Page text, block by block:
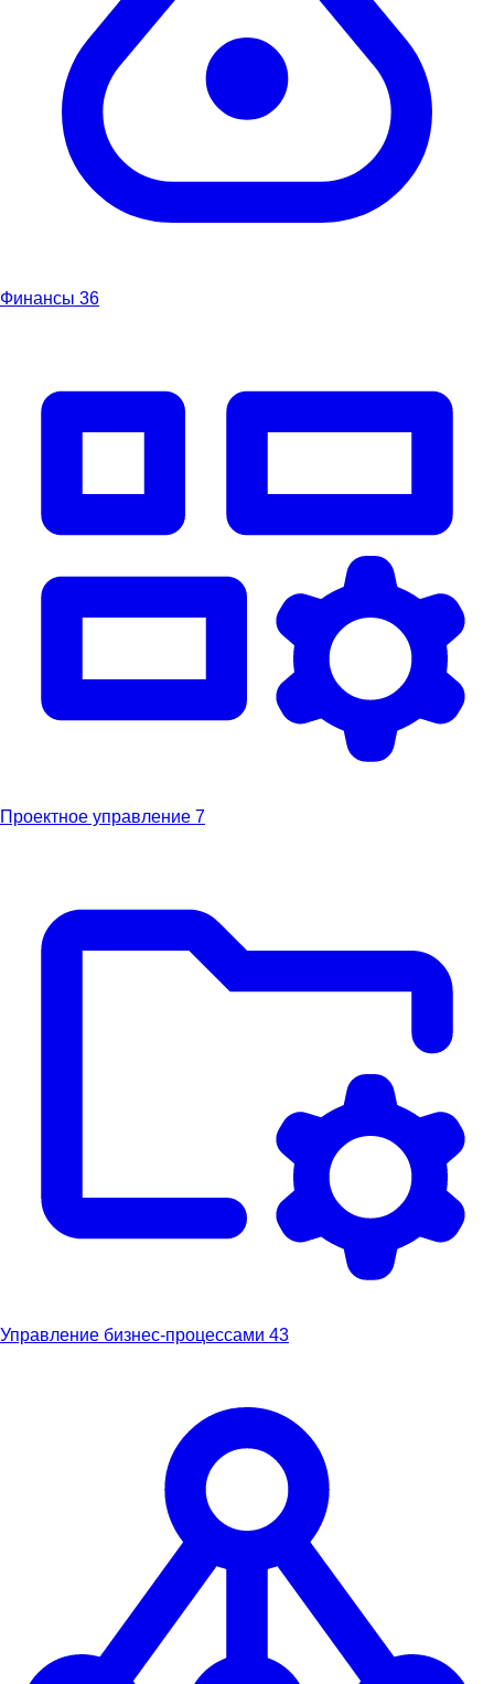
Финансы 36
Проектное управление 7
Управление бизнес-процессами 43